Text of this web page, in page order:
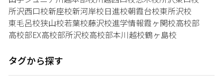
所沢西口校新座校新河岸校日進校朝霞台校東所沢校
東毛呂校狭山校若葉校藤沢校進学情報霞ヶ関校高校部
高校部EX高校部所沢校高校部本川越校鶴ヶ島校
タグから探す